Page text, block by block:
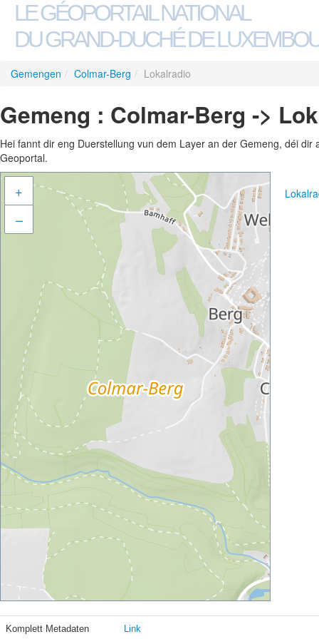
LE GÉOPORTAIL NATIONAL
DU GRAND-DUCHÉ DE
Gemengen / Colmar-Berg / Lokalradio
Gemeng : Colmar-Berg ->
Hei fannt dir eng Duerstellung vun dem Layer an der Gemeng, déi
Geoportal.
+
–
Komplett Metadaten Link